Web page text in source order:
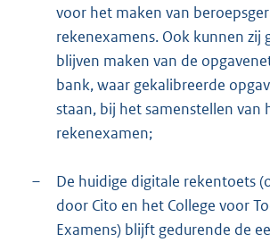
voor het maken van
rekenexamens. Ook kunnen zij
blijven maken van de
bank, waar gekalibreerde
staan, bij het samenstellen van
rekenexamen;
–
De huidige digitale rekentoets
door Cito en het College voor
Examens) blijft gedurende de